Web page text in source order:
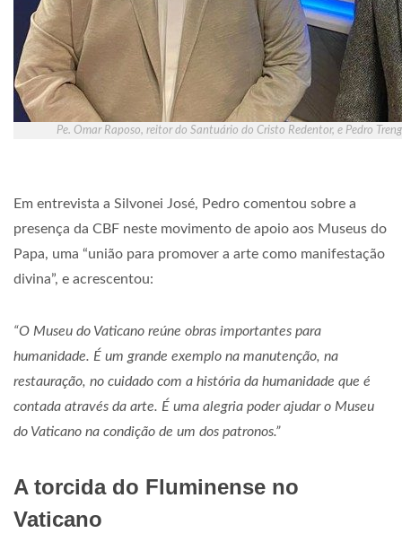
Pe. Omar Raposo, reitor do Santuário do Cristo Redentor, e Pedro
Em entrevista a Silvonei José, Pedro comentou sobre a
presença da CBF neste movimento de apoio aos Museus do
Papa, uma “união para promover a arte como manifestação
divina”, e acrescentou:
“O Museu do Vaticano reúne obras importantes para
humanidade. É um grande exemplo na manutenção, na
restauração, no cuidado com a história da humanidade que é
contada através da arte. É uma alegria poder ajudar o Museu
do Vaticano na condição de um dos patronos.”
A torcida do Fluminense no
Vaticano